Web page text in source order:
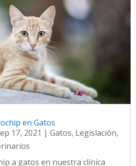
en Gatos
17, 2021 |Gatos, Legislación,
a gatos en nuestra clínica